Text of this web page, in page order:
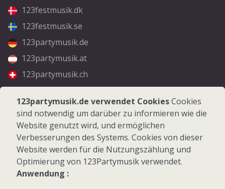
123festmusik.dk
123festmusik.se
123partymusik.de
123partymusik.at
123partymusik.ch
Folgen Sie uns
Facebook
Instagram
123partymusik.de verwendet CookiesCookies
sind notwendig um darüber zu informieren wie die
Website genutzt wird, und ermöglichen
Verbesserungen des Systems. Cookies von dieser
Website werden für die Nutzungszählung und
Optimierung von 123Partymusik verwendet.
Anwendung :